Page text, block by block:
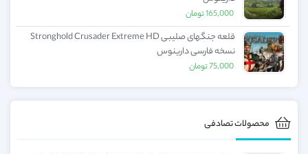
165,000تومان
قلعه جنگهای صلیبی Stronghold Crusader Extreme HD
نسخه فارسی دارینوس
75,000تومان
محصولات تصادفی